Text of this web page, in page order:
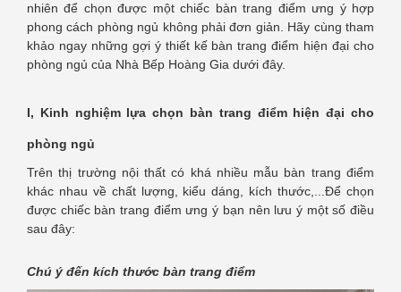
nhiên để chọn được một chiếc bàn trang điểm ưng ý hợp
phong cách phòng ngủ không phải đơn giản. Hãy cùng tham
khảo ngay những gợi ý thiết kế bàn trang điểm hiện đại cho
phòng ngủ của Nhà Bếp Hoàng Gia dưới đây.
I, Kinh nghiệm lựa chọn bàn trang điểm hiện đại cho
phòng ngủ
Trên thị trường nội thất có khá nhiều mẫu bàn trang điểm
khác nhau về chất lượng, kiểu dáng, kích thước,...Để chọn
được chiếc bàn trang điểm ưng ý bạn nên lưu ý một số điều
sau đây:
Chú ý đến kích thước bàn trang điểm